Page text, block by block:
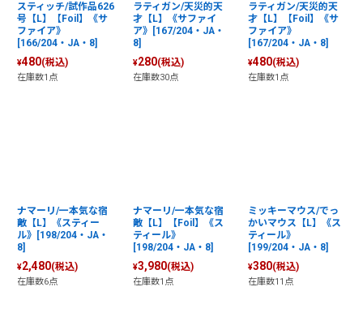
スティッチ/試作品626
号【L】【Foil】《サ
ファイア》
[166/204・JA・8]
¥480(税込)
在庫数1点
ラティガン/天災的天
才【L】《サファイ
ア》[167/204・JA・
8]
¥280(税込)
在庫数30点
ラティガン/天災的天
才【L】【Foil】《サ
ファイア》
[167/204・JA・8]
¥480(税込)
在庫数1点
ナマーリ/一本気な宿
敵【L】《スティー
ル》[198/204・JA・
8]
¥2,480(税込)
在庫数6点
ナマーリ/一本気な宿
敵【L】【Foil】《ス
ティール》
[198/204・JA・8]
¥3,980(税込)
在庫数1点
ミッキーマウス/でっ
かいマウス【L】《ス
ティール》
[199/204・JA・8]
¥380(税込)
在庫数11点